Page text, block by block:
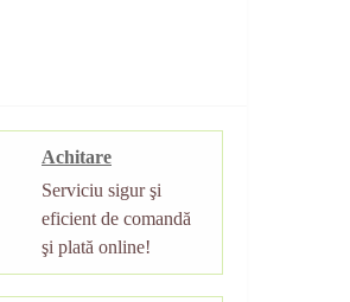
Achitare
Serviciu sigur şi
eficient de comandă
şi plată online!